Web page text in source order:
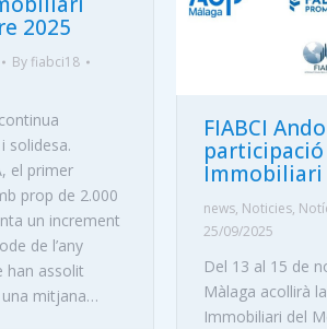
2025
By fiabci18
solidesa.
el primer
prop de 2.000
un increment
de l’any
han assolit
mitjana…
FIABCI
participació
news, Noticies,
25/09/2025
Del 13 al 15 de
Màlaga acollirà
Immobiliari del